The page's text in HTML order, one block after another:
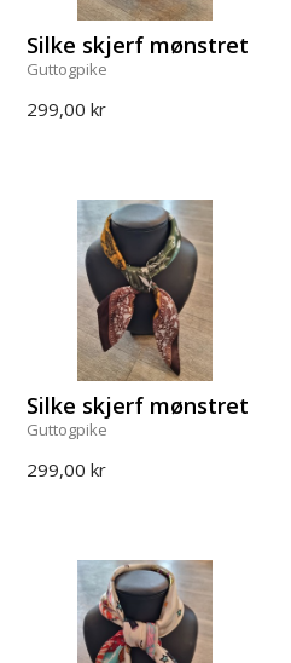
Silke skjerf mønstret
Guttogpike
299,00 kr
Silke skjerf mønstret
Guttogpike
299,00 kr